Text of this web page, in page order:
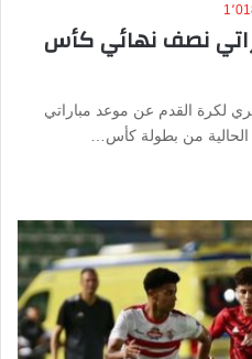
نصف نهائي كأس
لكرة القدم عن موعد مباراتي
من بطولة كأس…